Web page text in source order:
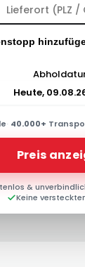
Heute,
· 40.000+
Preis
&
Keine